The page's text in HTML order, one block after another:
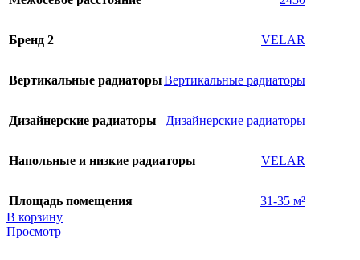
Бренд 2 VELAR
Вертикальные радиаторыВертикальные радиаторы
Дизайнерские радиаторы Дизайнерские радиаторы
Напольные и низкие радиаторы VELAR
Площадь помещения
31-35 м²
В корзину
Просмотр